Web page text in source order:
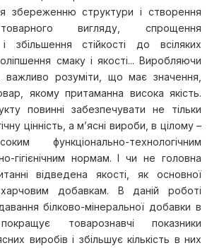
збереженню структури і створення
вигляду, спрощення
збільшення стійкості до всіляких
смаку і якості... Виробляючи
важливо розуміти, що має значення,
якому притаманна висока якість.
повинні забезпечувати не тільки
цінність, а м’ясні вироби, в цілому –
функціонально-технологічним
гігієнічним нормам. І чи не головна
відведена якості, як основної
добавкам. В даній роботі
білково-мінеральної добавки в
товарознавчі показники
виробів і збільшує кількість в них